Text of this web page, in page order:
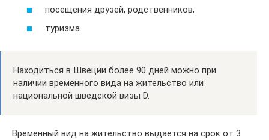
посещения друзей, родственников;
туризма.
Находиться в Швеции более 90 дней можно при
наличии временного вида на жительство или
национальной шведской визы D.
Временный вид на жительство выдается на срок от 3